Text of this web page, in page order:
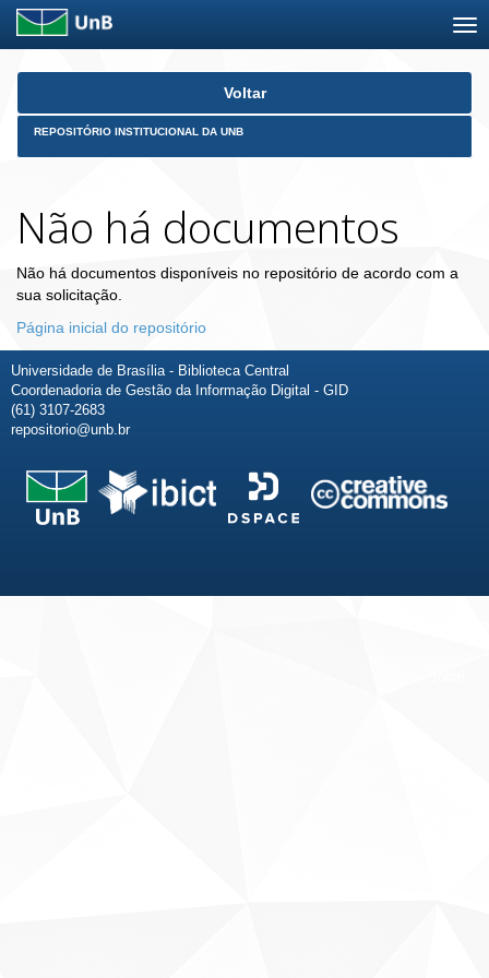
Skip
Voltar
REPOSITÓRIO INSTITUCIONAL DA UNB
Não há documentos
Não há documentos disponíveis no repositório de acordo com a
sua solicitação.
Página inicial do repositório
Universidade de Brasília - Biblioteca Central
Coordenadoria de Gestão da Informação Digital - GID
(61) 3107-2683
repositorio@unb.br